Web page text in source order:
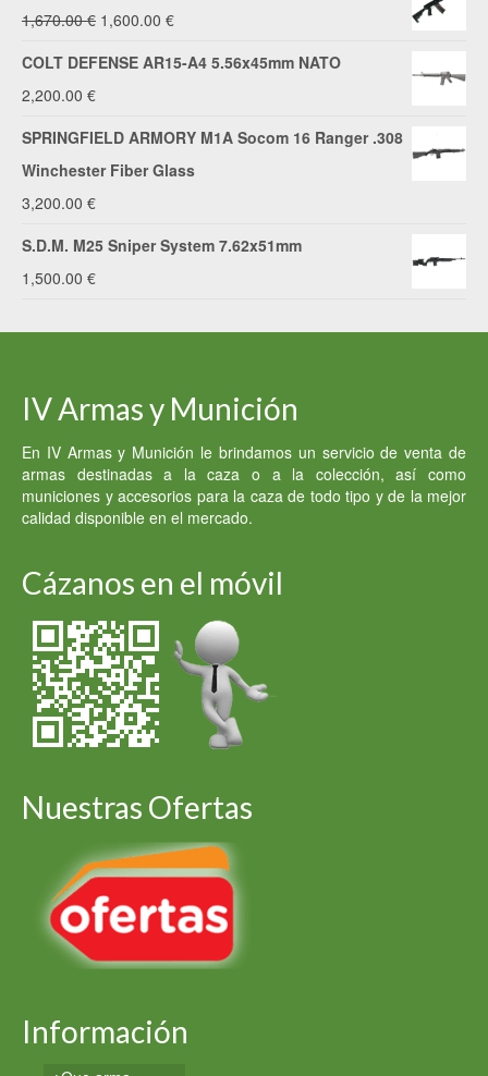
3,000.00 €.2,500.00 €.
1,670.00€ El
precio
1,670.00 €.
1,600.00 €El
precio
1,600.00 €.
COLT DEFENSE AR15-A4 5.56x45mm NATO
2,200.00 €
SPRINGFIELD ARMORY M1A Socom 16 Ranger .308
Winchester Fiber Glass
3,200.00 €
S.D.M. M25 Sniper System 7.62x51mm
1,500.00 €
IV Armas y Munición
En IV Armas y Munición le brindamos un servicio de venta de
armas destinadas a la caza o a la colección, así como
municiones y accesorios para la caza de todo tipo y de la mejor
calidad disponible en el mercado.
Cázanos en el móvil
Nuestras Ofertas
Información